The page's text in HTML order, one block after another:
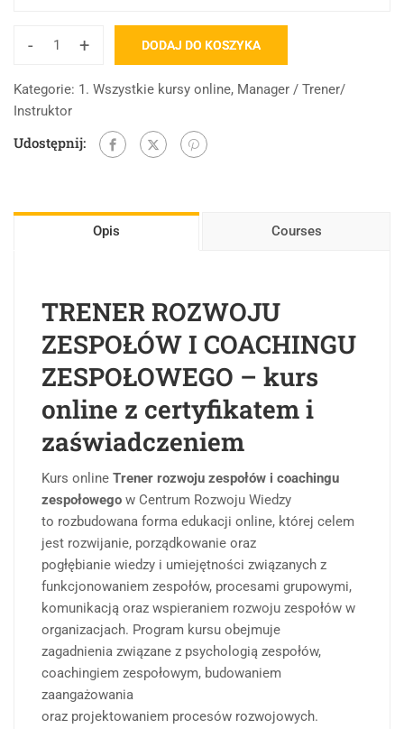
- + DODAJ DO KOSZYKA
Kategorie: 1. Wszystkie kursy online, Manager / Trener/
Instruktor
Udostępnij:
Opis Courses
TRENER ROZWOJU
ZESPOŁÓW I COACHINGU
ZESPOŁOWEGO – kurs
online z certyfikatem i
zaświadczeniem
Kurs online Trener rozwoju zespołów i coachingu
zespołowego w Centrum Rozwoju Wiedzy
to rozbudowana forma edukacji online, której celem
jest rozwijanie, porządkowanie oraz
pogłębianie wiedzy i umiejętności związanych z
funkcjonowaniem zespołów, procesami grupowymi,
komunikacją oraz wspieraniem rozwoju zespołów w
organizacjach. Program kursu obejmuje
zagadnienia związane z psychologią zespołów,
coachingiem zespołowym, budowaniem
zaangażowania
oraz projektowaniem procesów rozwojowych.